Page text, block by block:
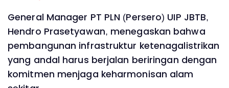
General Manager PT PLN (Persero) UIP JBTB,
Hendro Prasetyawan, menegaskan bahwa
pembangunan infrastruktur ketenagalistrikan
yang andal harus berjalan beriringan dengan
komitmen menjaga keharmonisan alam